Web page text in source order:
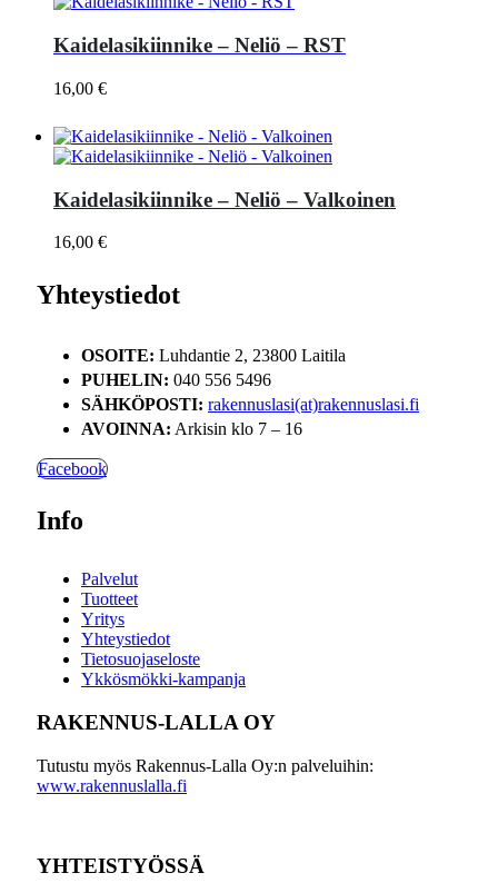
Kaidelasikiinnike – Neliö – RST
16,00 €
Kaidelasikiinnike – Neliö – Valkoinen
16,00 €
Yhteystiedot
OSOITE: Luhdantie 2, 23800 Laitila
PUHELIN: 040 556 5496
SÄHKÖPOSTI: rakennuslasi(at)rakennuslasi.fi
AVOINNA: Arkisin klo 7 – 16
Facebook
Info
Palvelut
Tuotteet
Yritys
Yhteystiedot
Tietosuojaseloste
Ykkösmökki-kampanja
RAKENNUS-LALLA OY
Tutustu myös Rakennus-Lalla Oy:n palveluihin:
www.rakennuslalla.fi
YHTEISTYÖSSÄ